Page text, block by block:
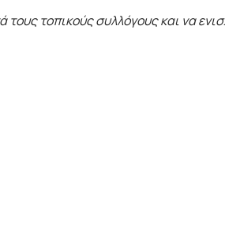
τοπικούς συλλόγους και να